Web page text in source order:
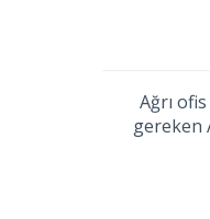
Ağrı
gereken